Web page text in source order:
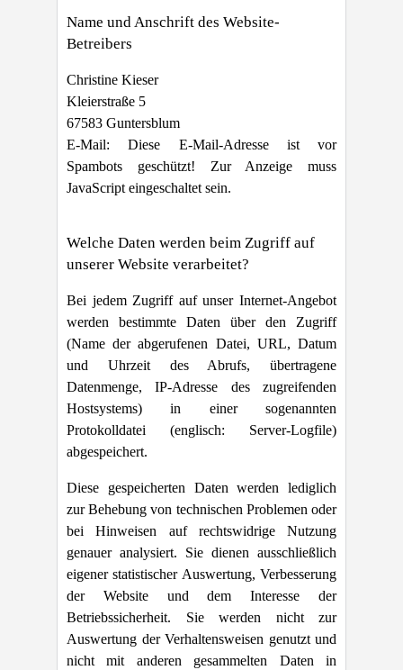
Name und Anschrift des Website-
Betreibers
Christine Kieser
Kleierstraße 5
67583 Guntersblum
E-Mail:Diese E-Mail-Adresse ist vor
Spambots geschützt! Zur Anzeige muss
JavaScript eingeschaltet sein.
Welche Daten werden beim Zugriff auf
unserer Website verarbeitet?
Bei jedem Zugriff auf unser Internet-Angebot
werden bestimmte Daten über den Zugriff
(Name der abgerufenen Datei, URL, Datum
und Uhrzeit des Abrufs, übertragene
Datenmenge, IP-Adresse des zugreifenden
Hostsystems) in einer sogenannten
Protokolldatei (englisch: Server-Logfile)
abgespeichert.
Diese gespeicherten Daten werden lediglich
zur Behebung von technischen Problemen oder
bei Hinweisen auf rechtswidrige Nutzung
genauer analysiert. Sie dienen ausschließlich
eigener statistischer Auswertung, Verbesserung
der Website und dem Interesse der
Betriebssicherheit. Sie werden nicht zur
Auswertung der Verhaltensweisen genutzt und
nicht mit anderen gesammelten Daten in